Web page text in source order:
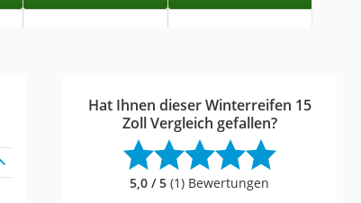
Hat Ihnen dieser Winterreifen 15
Zoll Vergleich gefallen?
5,0 / 5 (1) Bewertungen